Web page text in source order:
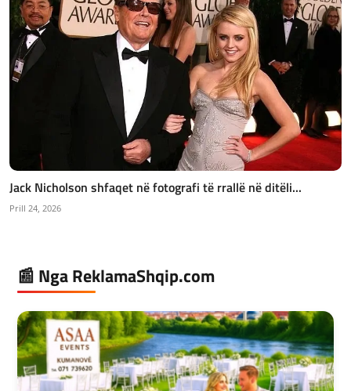
Jack Nicholson shfaqet në fotografi të rrallë në ditëli...
Prill 24, 2026
📰 Nga ReklamaShqip.com